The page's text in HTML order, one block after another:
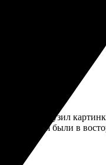
Качество значков
сайте, загрузил
друзья были в